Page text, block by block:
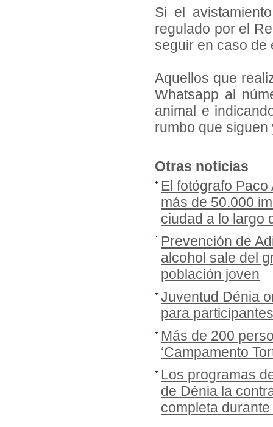
Si el
regulado por el
seguir en caso de
Aquellos que
Whatsapp al
animal e
rumbo que
Otras noticias
El fotógrafo
más de 50.000
ciudad a lo largo
Prevención de
alcohol sale del
población joven
Juventud Dénia
para
Más de 200
‘Campamento
Los programas
de Dénia la
completa